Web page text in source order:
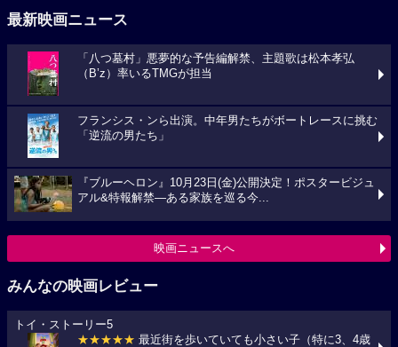
最新映画ニュース
「八つ墓村」悪夢的な予告編解禁、主題歌は松本孝弘
（B’z）率いるTMGが担当
フランシス・ンら出演。中年男たちがボートレースに挑む
「逆流の男たち」
『ブルーヘロン』10月23日(金)公開決定！ポスタービジュ
アル&特報解禁―ある家族を巡る今...
映画ニュースへ
みんなの映画レビュー
トイ・ストーリー5
★★★★★ 最近街を歩いていても小さい子（特に3、4歳